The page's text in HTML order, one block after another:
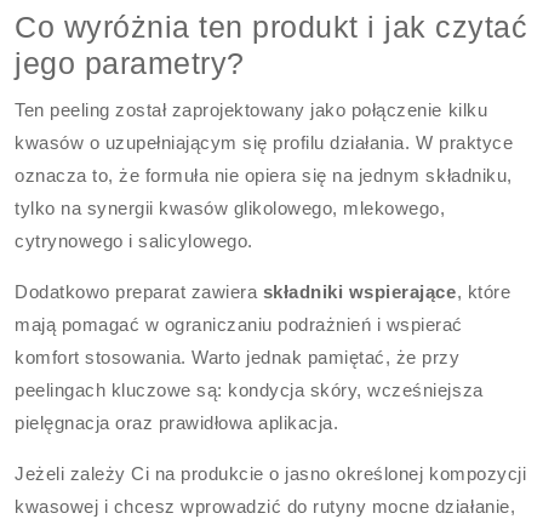
Co wyróżnia ten produkt i jak czytać
jego parametry?
Ten peeling został zaprojektowany jako połączenie kilku
kwasów o uzupełniającym się profilu działania. W praktyce
oznacza to, że formuła nie opiera się na jednym składniku,
tylko na synergii kwasów glikolowego, mlekowego,
cytrynowego i salicylowego.
Dodatkowo preparat zawiera składniki wspierające, które
mają pomagać w ograniczaniu podrażnień i wspierać
komfort stosowania. Warto jednak pamiętać, że przy
peelingach kluczowe są: kondycja skóry, wcześniejsza
pielęgnacja oraz prawidłowa aplikacja.
Jeżeli zależy Ci na produkcie o jasno określonej kompozycji
kwasowej i chcesz wprowadzić do rutyny mocne działanie,